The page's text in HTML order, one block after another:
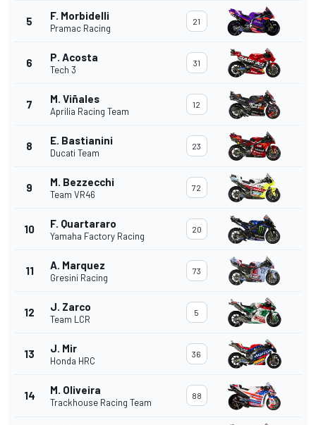
5 F. Morbidelli
Pramac Racing
21
6 P. Acosta
Tech 3
31
7 M. Viñales
Aprilia Racing Team
12
8 E. Bastianini
Ducati Team
23
9 M. Bezzecchi
Team VR46
72
10 F. Quartararo
Yamaha Factory Racing
20
11 A. Marquez
Gresini Racing
73
12 J. Zarco
Team LCR
5
13 J. Mir
Honda HRC
36
14 M. Oliveira
Trackhouse Racing Team
88